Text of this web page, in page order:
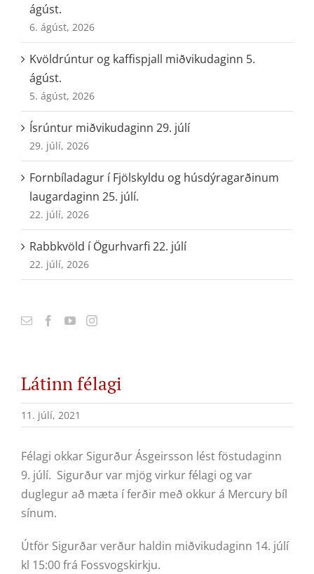
Látinn félagi
11. júlí, 2021
Félagi okkar Sigurður Ásgeirsson lést föstudaginn
9. júlí. Sigurður var mjög virkur félagi og var
duglegur að mæta í ferðir með okkur á Mercury bíl
sínum.
Útför Sigurðar verður haldin miðvikudaginn 14. júlí
kl 15:00 frá Fossvogskirkju.
ágúst.
6. ágúst, 2026
Kvöldrúntur og kaffispjall miðvikudaginn 5.
ágúst.
5. ágúst, 2026
Ísrúntur miðvikudaginn 29. júlí
29. júlí, 2026
Fornbíladagur í Fjölskyldu og húsdýragarðinum
laugardaginn 25. júlí.
22. júlí, 2026
Rabbkvöld í Ögurhvarfi 22. júlí
22. júlí, 2026